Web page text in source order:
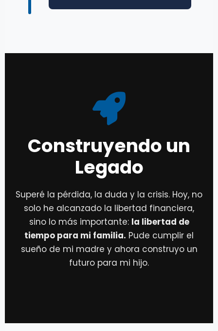
Construyendo un
Legado
Superé la pérdida, la duda y la crisis. Hoy, no
solo he alcanzado la libertad financiera,
sino lo más importante: la libertad de
tiempo para mi familia. Pude cumplir el
sueño de mi madre y ahora construyo un
futuro para mi hijo.